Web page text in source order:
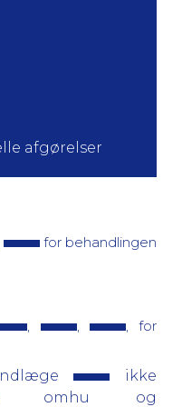
afgørelser
for behandlingen
,
, for
ikke
omhu og